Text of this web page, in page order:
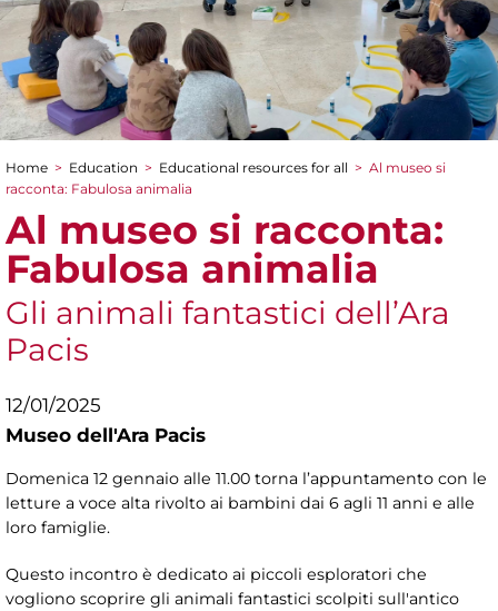
You are here
Home > Education > Educational resources for all > Al museo si
racconta: Fabulosa animalia
Al museo si racconta:
Fabulosa animalia
Gli animali fantastici dell’Ara
Pacis
12/01/2025
Museo dell'Ara Pacis
Domenica 12 gennaio alle 11.00 torna l’appuntamento con le
letture a voce alta rivolto ai bambini dai 6 agli 11 anni e alle
loro famiglie.
Questo incontro è dedicato ai piccoli esploratori che
vogliono scoprire gli animali fantastici scolpiti sull'antico